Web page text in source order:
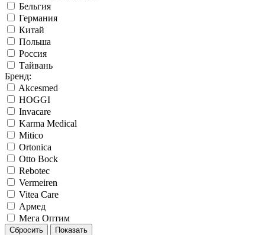
Бельгия
Германия
Китай
Польша
Россия
Тайвань
Бренд:
Akcesmed
HOGGI
Invacare
Karma Medical
Mitico
Ortonica
Otto Bock
Rebotec
Vermeiren
Vitea Care
Армед
Мега Оптим